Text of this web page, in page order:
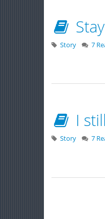
Story 7
I
Story 7